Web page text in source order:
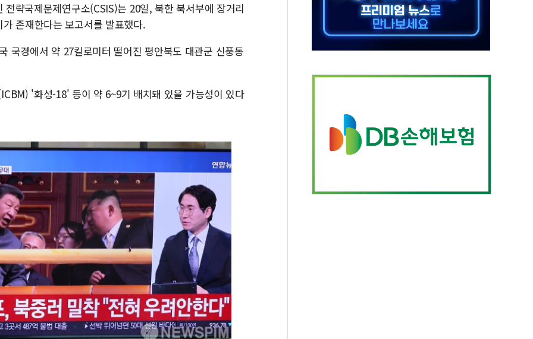
략국제문제연구소(CSIS)는 20일, 북한 북서부에 장거리
존재한다는 보고서를 발표했다.
국경에서 약 27킬로미터 떨어진 평안북도 대관군 신풍동
'화성-18' 등이 약 6~9기 배치돼 있을 가능성이 있다